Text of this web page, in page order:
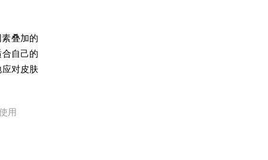
叠加的
自己的
对皮肤
用